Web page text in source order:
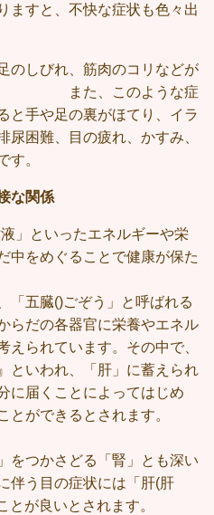
ますと、不快な症状も色々出
のしびれ、筋肉のコリなどが
。
また、このような症
と手や足の裏がほてり、イラ
尿困難、目の疲れ、かすみ、
す。
な関係
」といったエネルギーや栄
中をめぐることで健康が保た
れます。
ぞう」と呼ばれる
らだの各器官に栄養やエネル
えられています。その中で、
といわれ、「肝」に蓄えられ
に届くことによってはじめ
ことができるとされます。
をつかさどる「腎」とも深い
伴う目の症状には「肝(肝
ことが良いとされます。